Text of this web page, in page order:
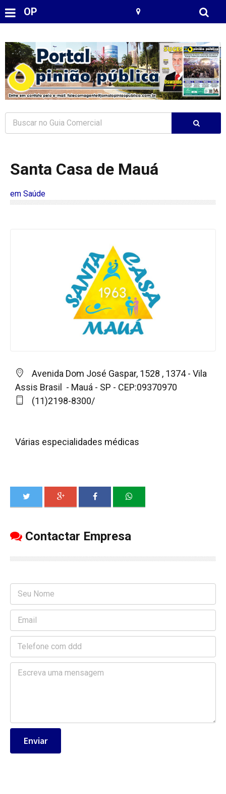
OP
Santa Casa de Mauá
em Saúde
Avenida Dom José Gaspar, 1528 , 1374 - Vila
Assis Brasil - Mauá - SP - CEP:09370970
(11)2198-8300/
Várias especialidades médicas
Contactar Empresa